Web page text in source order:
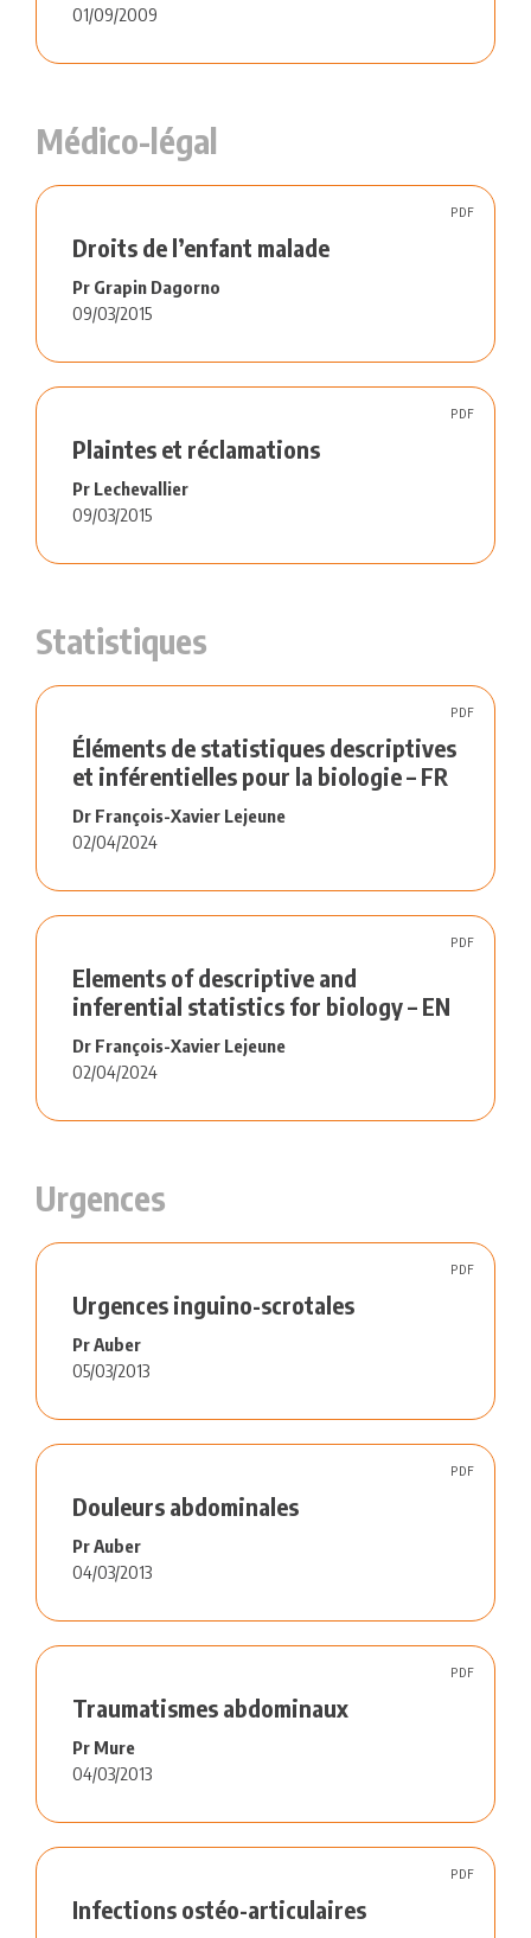
01/09/2009
Médico-légal
Droits de l’enfant malade
Pr Grapin Dagorno
09/03/2015
PDF
Plaintes et réclamations
Pr Lechevallier
09/03/2015
PDF
Statistiques
Éléments de statistiques descriptives
et inférentielles pour la biologie – FR
Dr François-Xavier Lejeune
02/04/2024
PDF
Elements of descriptive and
inferential statistics for biology – EN
Dr François-Xavier Lejeune
02/04/2024
PDF
Urgences
Urgences inguino-scrotales
Pr Auber
05/03/2013
PDF
Douleurs abdominales
Pr Auber
04/03/2013
PDF
Traumatismes abdominaux
Pr Mure
04/03/2013
PDF
Infections ostéo-articulaires
PDF